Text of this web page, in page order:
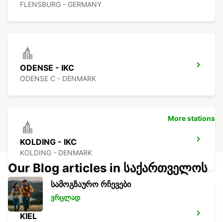
FLENSBURG - GERMANY
ODENSE - IKC
ODENSE C - DENMARK
KOLDING - IKC
KOLDING - DENMARK
KIEL
More stations
Our Blog articles in საქართველოს
სამოგზაურო რჩევები
ვრცლად